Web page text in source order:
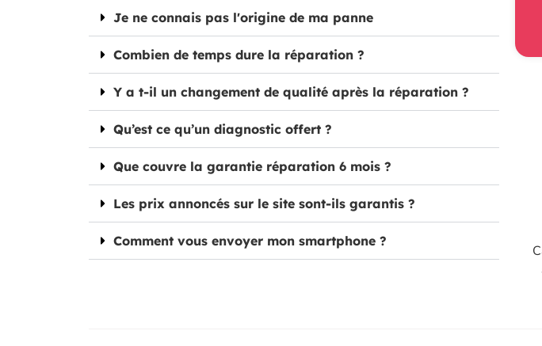
Je ne connais pas l'origine de ma panne
Combien de temps dure la réparation ?
Y a t-il un changement de qualité après la réparation ?
Qu’est ce qu’un diagnostic offert ?
Que couvre la garantie réparation 6 mois ?
Les prix annoncés sur le site sont-ils garantis ?
Comment vous envoyer mon smartphone ?